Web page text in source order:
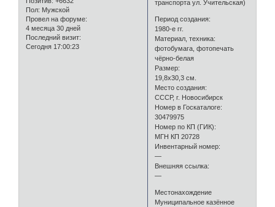
Пол: Мужской
Провел на форуме:
4 месяца 30 дней
Последний визит:
Сегодня 17:00:23
транспорта ул. Учительская)
Период создания:
1980-е гг.
Материал, техника:
фотобумага, фотопечать
чёрно-белая
Размер:
19,8х30,3 см.
Место создания:
СССР, г. Новосибирск
Номер в Госкаталоге:
30479975
Номер по КП (ГИК):
МГН КП 20728
Инвентарный номер:
—
Внешняя ссылка:
—
Местонахождение
Муниципальное казённое